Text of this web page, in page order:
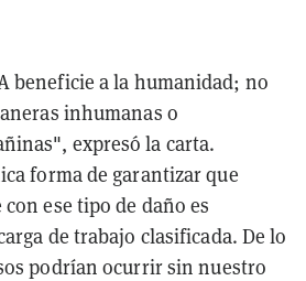
beneficie a la humanidad; no
inhumanas o
expresó la carta.
forma de garantizar que
ese tipo de daño es
de trabajo clasificada. De lo
podrían ocurrir sin nuestro